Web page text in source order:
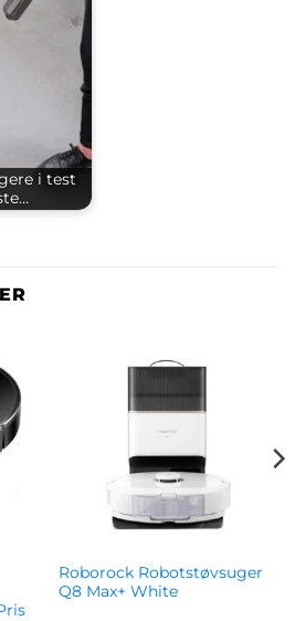
i test
Roborock Robotstøvsuger
Q8 Max+ White